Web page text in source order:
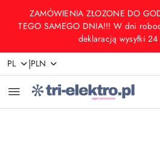
Przejdź do treści głównej
Przejdź do wyszukiwarki
Przejdź do moje konto
Przejdź do menu głównego
Przejdź do opisu produktu
Przejdź do stopki
ZAMÓWIENIA ZŁOZONE DO
TEGO SAMEGO DNIA!!! W dni
deklaracją wysyłki
PL |PLN